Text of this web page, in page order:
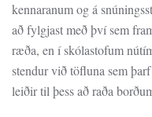
kennaranum og á
að fylgjast með því sem
ræða, en í skólastofum
stendur við töfluna sem
leiðir til þess að raða